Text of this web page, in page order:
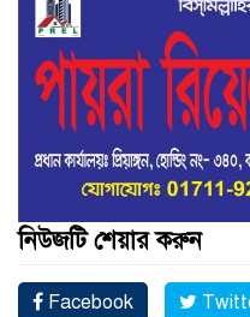
নিউজটি শেয়ার করুন
Facebook